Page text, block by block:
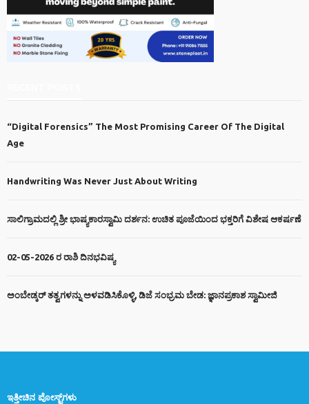
“Digital Forensics” The Most Promising Career Of The Digital
Age
Handwriting Was Never Just About Writing
ಸಾಲಿಗ್ರಾಮದಲ್ಲಿ ಶ್ರೀ ಭಾಷ್ಯಕಾರಸ್ವಾಮಿ ದರ್ಶನ: ಉಚಿತ ಪೂಜೆಯಿಂದ ಭಕ್ತರಿಗೆ ವಿಶೇಷ ಆಕರ್ಷಣೆ
02-05-2026 ರ ರಾಶಿ ದಿನಭವಿಷ್ಯ
ಅಂಬೇಡ್ಕರ್ ತತ್ವಗಳನ್ನು ಅಳವಡಿಸಿಕೊಳ್ಳಿ, ಡಿಜೆ ಸಂಭ್ರಮ ಬೇಡ: ಜ್ಞಾನಪ್ರಕಾಶ ಸ್ವಾಮೀಜಿ
ಇತ್ತೀಚಿನ ಪೋಸ್ಟ್‌ಗಳು